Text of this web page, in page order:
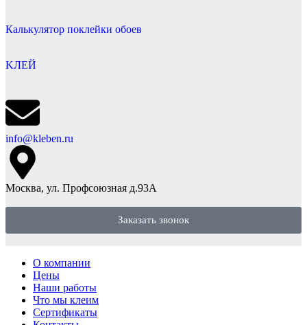
Калькулятор поклейки обоев
KЛЕЙ
info@kleben.ru
Москва, ул. Профсоюзная д.93А
Заказать звонок
О компании
Цены
Наши работы
Что мы клеим
Сертификаты